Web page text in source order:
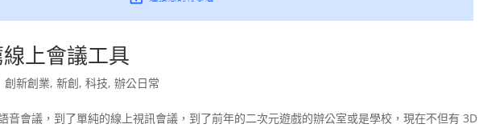
上會議工具
創新創業,新創 ,科技,辦公日常
音會議，到了單純的線上視訊會議，到了前年的二次元遊戲的辦公室或是學校，現在不但有 3D